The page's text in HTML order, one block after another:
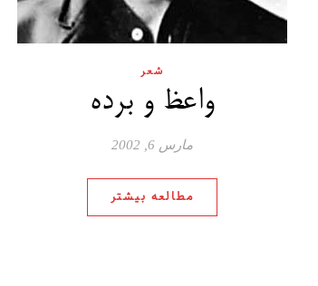
شعر
واعظ و برده
مارس 6, 2002
مطالعه بیشتر